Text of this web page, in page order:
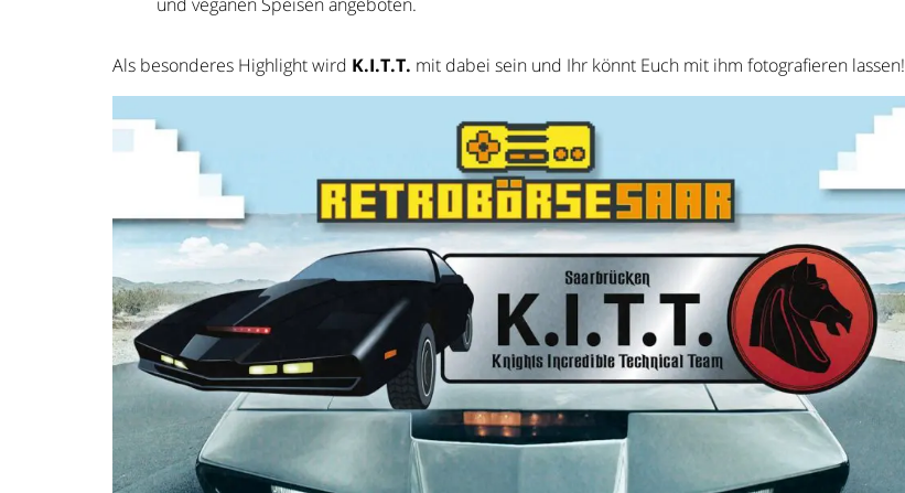
Als besonderes Highlight wird K.I.T.T. mit dabei sein und Ihr könnt Euch mit ihm fotografieren lassen!